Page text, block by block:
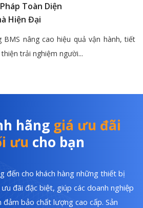
Toàn Diện
Hiện Đại
BMS nâng cao hiệu quả vận hành, tiết
trải nghiệm người...
hãng giá ưu đãi
ưu cho bạn
đến cho khách hàng những thiết bị
đãi đặc biệt, giúp các doanh nghiệp
bảo chất lượng cao cấp. Sản